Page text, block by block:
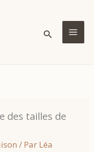
Rechercher
des tailles de
/ Par Léa